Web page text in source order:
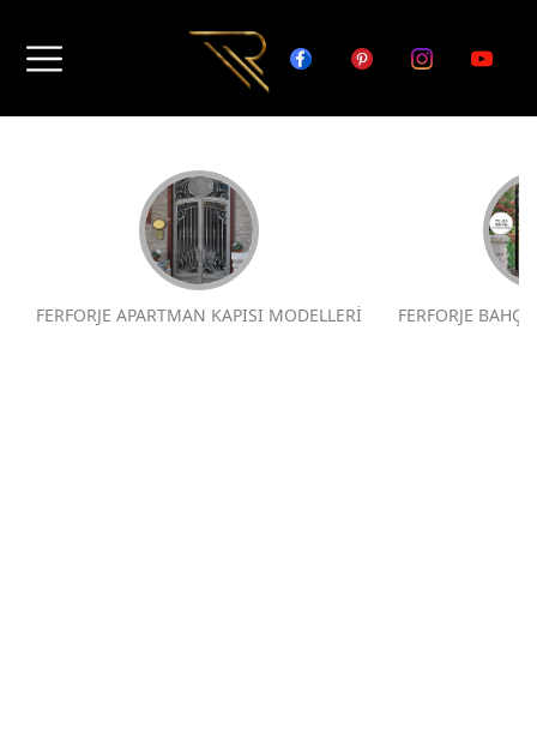
FERFORJE APARTMAN KAPISI MODELLERİ FERFORJE